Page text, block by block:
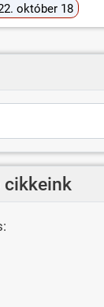
október 18
cikkeink